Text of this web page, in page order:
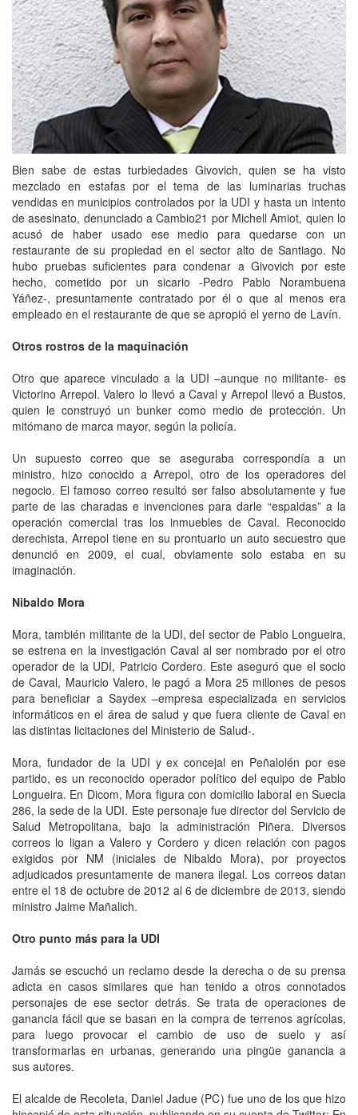
Bien sabe de estas turbiedades Givovich, quien se ha visto
mezclado en estafas por el tema de las luminarias truchas
vendidas en municipios controlados por la UDI y hasta un intento
de asesinato, denunciado a Cambio21 por Michell Amiot, quien lo
acusó de haber usado ese medio para quedarse con un
restaurante de su propiedad en el sector alto de Santiago. No
hubo pruebas suficientes para condenar a Givovich por este
hecho, cometido por un sicario -Pedro Pablo Norambuena
Yáñez-, presuntamente contratado por él o que al menos era
empleado en el restaurante de que se apropió el yerno de Lavín.
Otros rostros de la maquinación
Otro que aparece vinculado a la UDI –aunque no militante- es
Victorino Arrepol. Valero lo llevó a Caval y Arrepol llevó a Bustos,
quien le construyó un bunker como medio de protección. Un
mitómano de marca mayor, según la policía.
Un supuesto correo que se aseguraba correspondía a un
ministro, hizo conocido a Arrepol, otro de los operadores del
negocio. El famoso correo resultó ser falso absolutamente y fue
parte de las charadas e invenciones para darle “espaldas” a la
operación comercial tras los inmuebles de Caval. Reconocido
derechista, Arrepol tiene en su prontuario un auto secuestro que
denunció en 2009, el cual, obviamente solo estaba en su
imaginación.
Nibaldo Mora
Mora, también militante de la UDI, del sector de Pablo Longueira,
se estrena en la investigación Caval al ser nombrado por el otro
operador de la UDI, Patricio Cordero. Este aseguró que el socio
de Caval, Mauricio Valero, le pagó a Mora 25 millones de pesos
para beneficiar a Saydex –empresa especializada en servicios
informáticos en el área de salud y que fuera cliente de Caval en
las distintas licitaciones del Ministerio de Salud-.
Mora, fundador de la UDI y ex concejal en Peñalolén por ese
partido, es un reconocido operador político del equipo de Pablo
Longueira. En Dicom, Mora figura con domicilio laboral en Suecia
286, la sede de la UDI. Este personaje fue director del Servicio de
Salud Metropolitana, bajo la administración Piñera. Diversos
correos lo ligan a Valero y Cordero y dicen relación con pagos
exigidos por NM (iniciales de Nibaldo Mora), por proyectos
adjudicados presuntamente de manera ilegal. Los correos datan
entre el 18 de octubre de 2012 al 6 de diciembre de 2013, siendo
ministro Jaime Mañalich.
Otro punto más para la UDI
Jamás se escuchó un reclamo desde la derecha o de su prensa
adicta en casos similares que han tenido a otros connotados
personajes de ese sector detrás. Se trata de operaciones de
ganancia fácil que se basan en la compra de terrenos agrícolas,
para luego provocar el cambio de uso de suelo y así
transformarlas en urbanas, generando una pingüe ganancia a
sus autores.
El alcalde de Recoleta, Daniel Jadue (PC) fue uno de los que hizo